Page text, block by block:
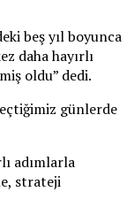
beş yıl boyunca
daha hayırlı
oldu” dedi.
günlerde
adımlarla
strateji